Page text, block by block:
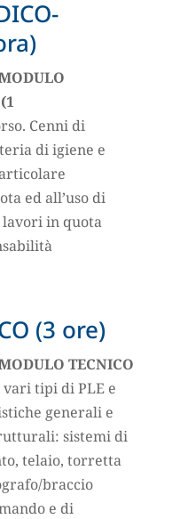
Cenni di
di igiene e
ed all’uso di
in quota
(3 ore)
TECNICO
tipi di PLE e
generali e
sistemi di
telaio, torretta
braccio
e di